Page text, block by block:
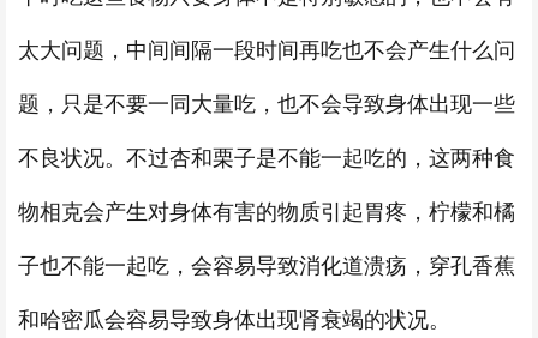
太大问题，中间间隔一段时间再吃也不会产生什么问
题，只是不要一同大量吃，也不会导致身体出现一些
不良状况。不过杏和栗子是不能一起吃的，这两种食
物相克会产生对身体有害的物质引起胃疼，柠檬和橘
子也不能一起吃，会容易导致消化道溃疡，穿孔香蕉
和哈密瓜会容易导致身体出现肾衰竭的状况。